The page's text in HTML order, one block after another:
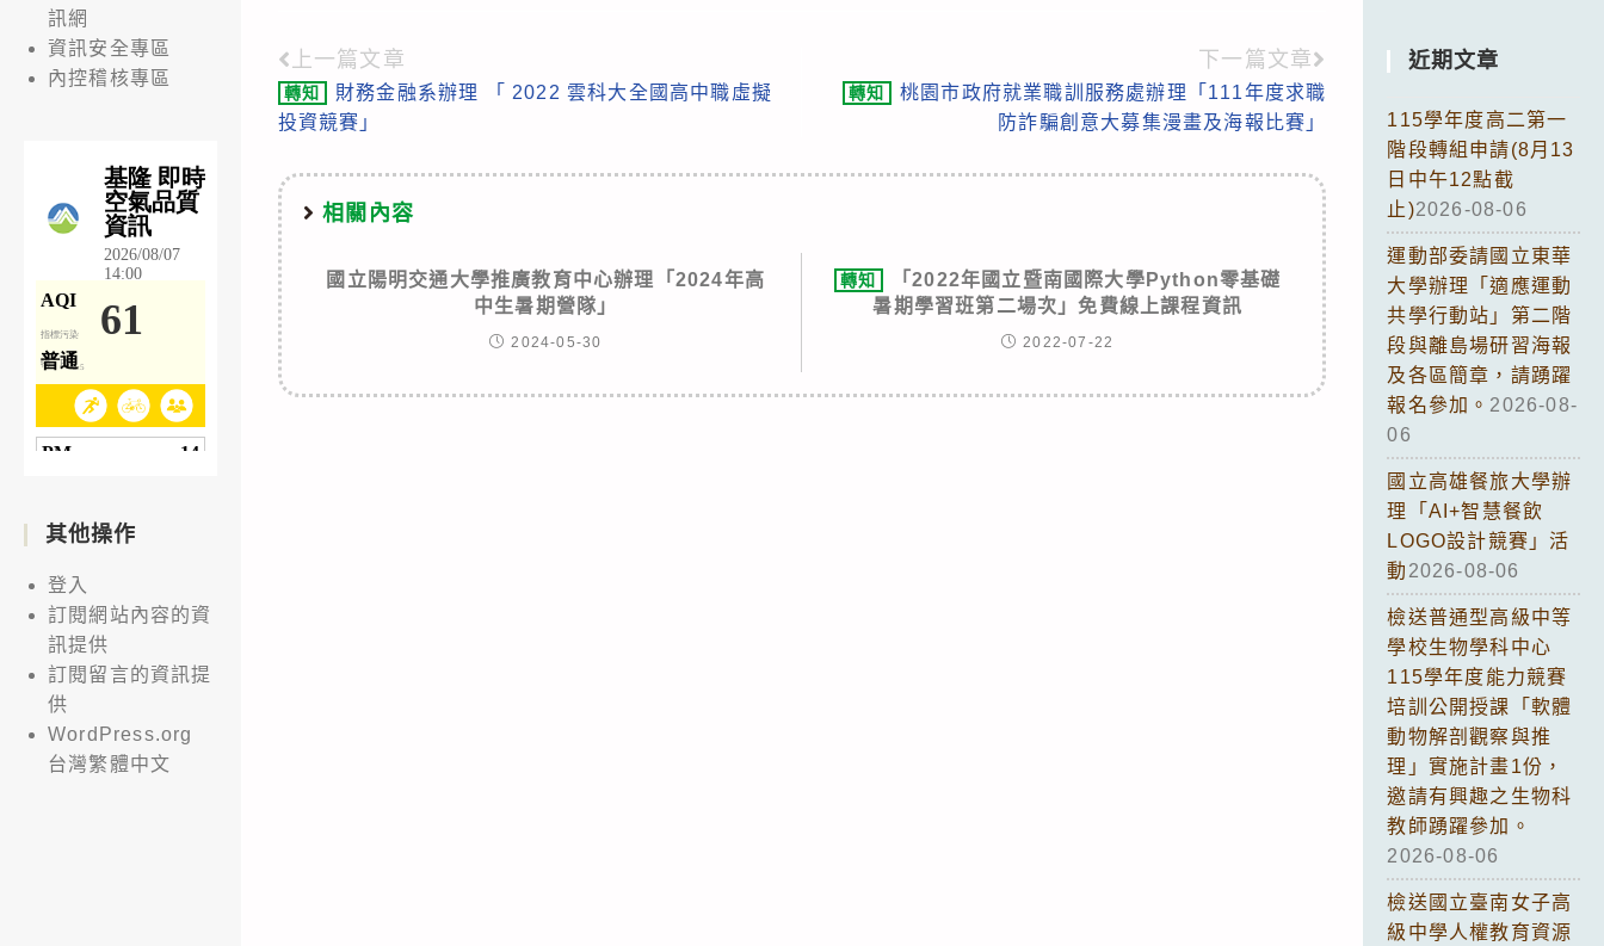
Read
more
上一篇文章
轉知
財務金融系辦理 「 2022 雲科大全國高中職虛擬
投資競賽」
下一篇文章
轉知
桃園市政府就業職訓服務處辦理「111年度求職
防詐騙創意大募集漫畫及海報比賽」
相關內容
國立陽明交通大學推廣教育中心辦理「2024年高
中生暑期營隊」
2024-05-30
轉知
「2022年國立暨南國際大學Python零基礎
暑期學習班第二場次」免費線上課程資訊
2022-07-22
訊網
資訊安全專區
內控稽核專區
其他操作
登入
訂閱網站內容的資
訊提供
訂閱留言的資訊提
供
WordPress.org
台灣繁體中文
近期文章
115學年度高二第一
階段轉組申請(8月13
日中午12點截
止)2026-08-06
運動部委請國立東華
大學辦理「適應運動
共學行動站」第二階
段與離島場研習海報
及各區簡章，請踴躍
報名參加。 2026-08-
06
國立高雄餐旅大學辦
理「AI+智慧餐飲
LOGO設計競賽」活
動 2026-08-06
檢送普通型高級中等
學校生物學科中心
115學年度能力競賽
培訓公開授課「軟體
動物解剖觀察與推
理」實施計畫1份，
邀請有興趣之生物科
教師踴躍參加。
2026-08-06
檢送國立臺南女子高
級中學人權教育資源